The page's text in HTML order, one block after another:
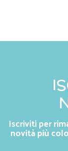
Iscriviti per
novità più